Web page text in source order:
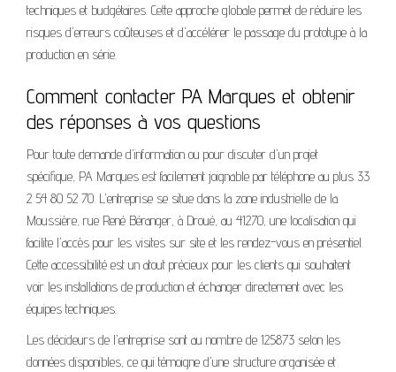
techniques et budgétaires. Cette approche globale permet de réduire les
risques d'erreurs coûteuses et d'accélérer le passage du prototype à la
production en série.
Comment contacter PA Marques et obtenir
des réponses à vos questions
Pour toute demande d'information ou pour discuter d'un projet
spécifique, PA Marques est facilement joignable par téléphone au plus 33
2 54 80 52 70. L'entreprise se situe dans la zone industrielle de la
Moussière, rue René Béranger, à Droué, au 41270, une localisation qui
facilite l'accès pour les visites sur site et les rendez-vous en présentiel.
Cette accessibilité est un atout précieux pour les clients qui souhaitent
voir les installations de production et échanger directement avec les
équipes techniques.
Les décideurs de l'entreprise sont au nombre de 125873 selon les
données disponibles, ce qui témoigne d'une structure organisée et